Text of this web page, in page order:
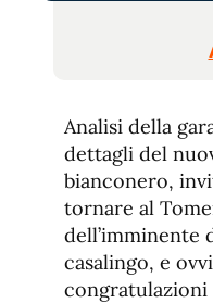
Analisi della
dettagli del
bianconero,
tornare al
dell’imminente
casalingo, e
congratulazioni